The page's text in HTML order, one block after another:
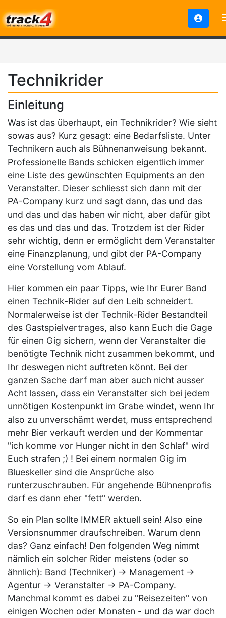
Technikrider
Einleitung
Was ist das überhaupt, ein Technikrider? Wie sieht
sowas aus? Kurz gesagt: eine Bedarfsliste. Unter
Technikern auch als Bühnenanweisung bekannt.
Professionelle Bands schicken eigentlich immer
eine Liste des gewünschten Equipments an den
Veranstalter. Dieser schliesst sich dann mit der
PA-Company kurz und sagt dann, das und das
und das und das haben wir nicht, aber dafür gibt
es das und das und das. Trotzdem ist der Rider
sehr wichtig, denn er ermöglicht dem Veranstalter
eine Finanzplanung, und gibt der PA-Company
eine Vorstellung vom Ablauf.
Hier kommen ein paar Tipps, wie Ihr Eurer Band
einen Technik-Rider auf den Leib schneidert.
Normalerweise ist der Technik-Rider Bestandteil
des Gastspielvertrages, also kann Euch die Gage
für einen Gig sichern, wenn der Veranstalter die
benötigte Technik nicht zusammen bekommt, und
Ihr deswegen nicht auftreten könnt. Bei der
ganzen Sache darf man aber auch nicht ausser
Acht lassen, dass ein Veranstalter sich bei jedem
unnötigen Kostenpunkt im Grabe windet, wenn Ihr
also zu unverschämt werdet, muss entsprechend
mehr Bier verkauft werden und der Kommentar
"ich komme vor Hunger nicht in den Schlaf" wird
Euch strafen ;) ! Bei einem normalen Gig im
Blueskeller sind die Ansprüche also
runterzuschrauben. Für angehende Bühnenprofis
darf es dann eher "fett" werden.
So ein Plan sollte IMMER aktuell sein! Also eine
Versionsnummer draufschreiben. Warum denn
das? Ganz einfach! Den folgenden Weg nimmt
nämlich ein solcher Rider meistens (oder so
ähnlich): Band (Techniker) -> Management ->
Agentur -> Veranstalter -> PA-Company.
Manchmal kommt es dabei zu "Reisezeiten" von
einigen Wochen oder Monaten - und da war doch